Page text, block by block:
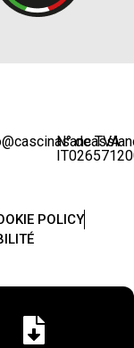
N° de TVA
POLICY